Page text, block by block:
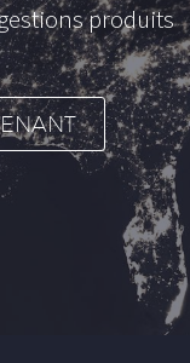
estionsproduits